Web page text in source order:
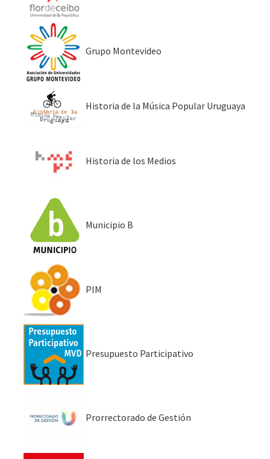
Grupo Montevideo
Historia de la Música Popular Uruguaya
Historia de los Medios
Municipio B
PIM
Presupuesto Participativo
Prorrectorado de Gestión